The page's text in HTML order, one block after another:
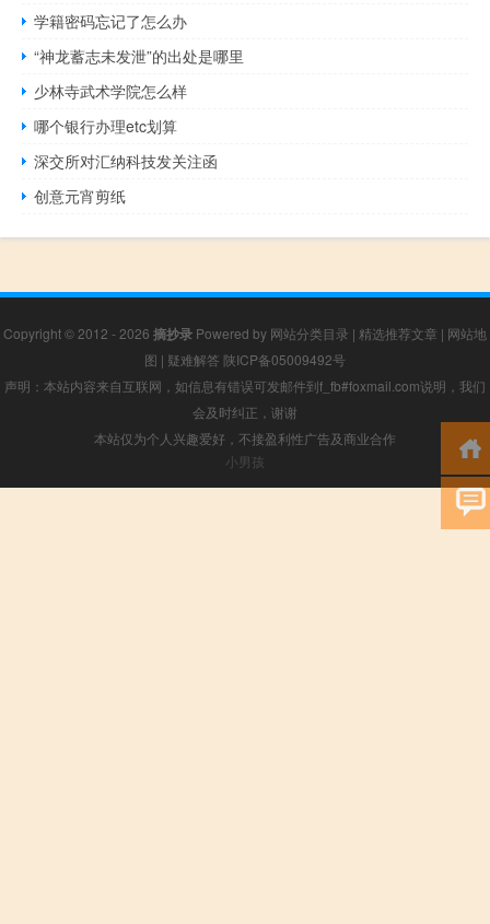
学籍密码忘记了怎么办
“神龙蓄志未发泄”的出处是哪里
少林寺武术学院怎么样
哪个银行办理etc划算
深交所对汇纳科技发关注函
创意元宵剪纸
Copyright © 2012 - 2026 摘抄录 Powered by 网站分类目录 | 精选推荐文章 | 网站地
图 | 疑难解答 陕ICP备05009492号
声明：本站内容来自互联网，如信息有错误可发邮件到f_fb#foxmail.com说明，我们
会及时纠正，谢谢
本站仅为个人兴趣爱好，不接盈利性广告及商业合作
小男孩